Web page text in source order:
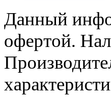
Данный
офертой.